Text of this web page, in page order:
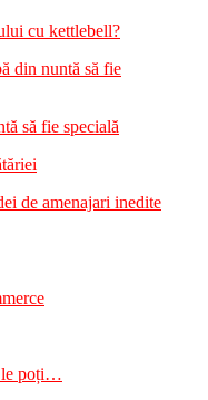
cu kettlebell?
să fie specială
de amenajari inedite
le poți…